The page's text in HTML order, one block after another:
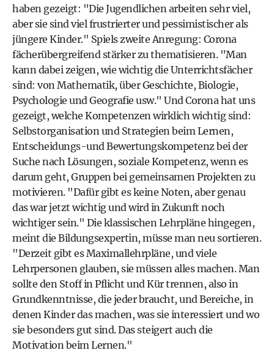
haben gezeigt: "Die Jugendlichen arbeiten sehr viel,
aber sie sind viel frustrierter und pessimistischer als
jüngere Kinder." Spiels zweite Anregung: Corona
fächerübergreifend stärker zu thematisieren. "Man
kann dabei zeigen, wie wichtig die Unterrichtsfächer
sind: von Mathematik, über Geschichte, Biologie,
Psychologie und Geografie usw." Und Corona hat uns
gezeigt, welche Kompetenzen wirklich wichtig sind:
Selbstorganisation und Strategien beim Lernen,
Entscheidungs-und Bewertungskompetenz bei der
Suche nach Lösungen, soziale Kompetenz, wenn es
darum geht, Gruppen bei gemeinsamen Projekten zu
motivieren. "Dafür gibt es keine Noten, aber genau
das war jetzt wichtig und wird in Zukunft noch
wichtiger sein." Die klassischen Lehrpläne hingegen,
meint die Bildungsexpertin, müsse man neu sortieren.
"Derzeit gibt es Maximallehrpläne, und viele
Lehrpersonen glauben, sie müssen alles machen. Man
sollte den Stoff in Pflicht und Kür trennen, also in
Grundkenntnisse, die jeder braucht, und Bereiche, in
denen Kinder das machen, was sie interessiert und wo
sie besonders gut sind. Das steigert auch die
Motivation beim Lernen."